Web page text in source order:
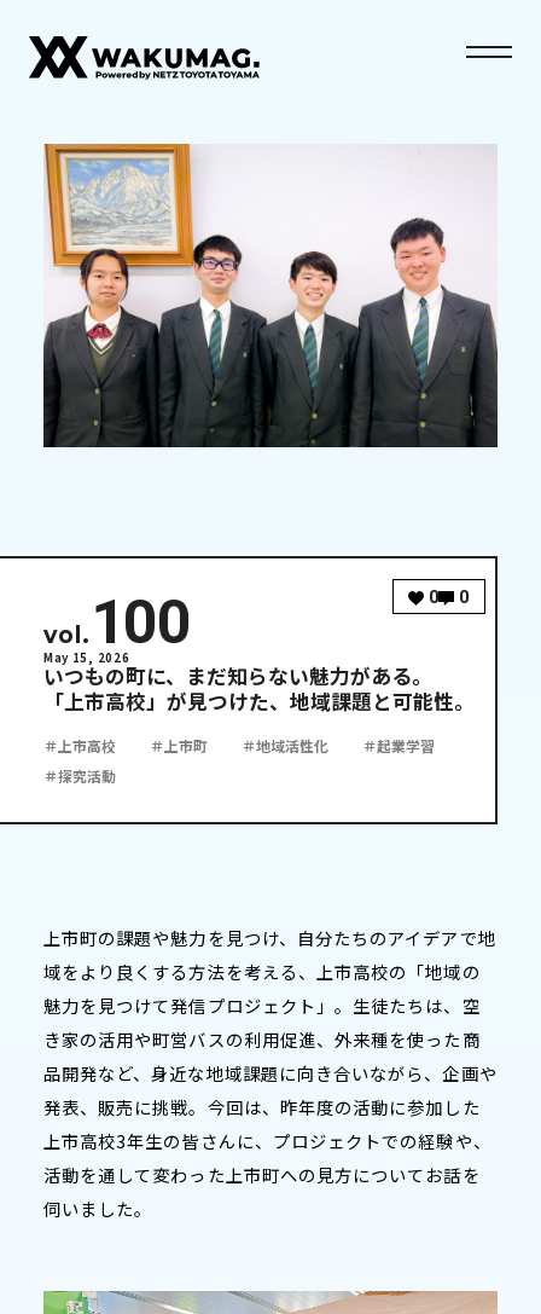
vol. 100
May 15, 2026
いつもの町に、まだ知らない魅力がある。
「上市高校」が見つけた、地域課題と可能性。
＃上市高校 ＃上市町 ＃地域活性化
＃起業学習
＃探究活動
0 0
上市町の課題や魅力を見つけ、自分たちのアイデアで地
域をより良くする方法を考える、上市高校の「地域の
魅力を見つけて発信プロジェクト」。生徒たちは、空
き家の活用や町営バスの利用促進、外来種を使った商
品開発など、身近な地域課題に向き合いながら、企画や
発表、販売に挑戦。今回は、昨年度の活動に参加した
上市高校3年生の皆さんに、プロジェクトでの経験や、
活動を通して変わった上市町への見方についてお話を
伺いました。